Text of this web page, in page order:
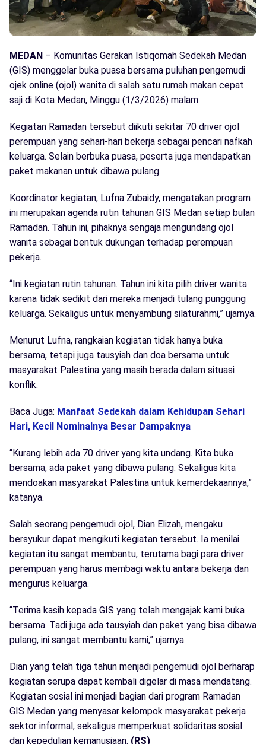
MEDAN – Komunitas Gerakan Istiqomah Sedekah Medan
(GIS) menggelar buka puasa bersama puluhan pengemudi
ojek online (ojol) wanita di salah satu rumah makan cepat
saji di Kota Medan, Minggu (1/3/2026) malam.
Kegiatan Ramadan tersebut diikuti sekitar 70 driver ojol
perempuan yang sehari-hari bekerja sebagai pencari nafkah
keluarga. Selain berbuka puasa, peserta juga mendapatkan
paket makanan untuk dibawa pulang.
Koordinator kegiatan, Lufna Zubaidy, mengatakan program
ini merupakan agenda rutin tahunan GIS Medan setiap bulan
Ramadan. Tahun ini, pihaknya sengaja mengundang ojol
wanita sebagai bentuk dukungan terhadap perempuan
pekerja.
“Ini kegiatan rutin tahunan. Tahun ini kita pilih driver wanita
karena tidak sedikit dari mereka menjadi tulang punggung
keluarga. Sekaligus untuk menyambung silaturahmi,” ujarnya.
Menurut Lufna, rangkaian kegiatan tidak hanya buka
bersama, tetapi juga tausyiah dan doa bersama untuk
masyarakat Palestina yang masih berada dalam situasi
konflik.
Baca Juga: Manfaat Sedekah dalam Kehidupan Sehari
Hari, Kecil Nominalnya Besar Dampaknya
“Kurang lebih ada 70 driver yang kita undang. Kita buka
bersama, ada paket yang dibawa pulang. Sekaligus kita
mendoakan masyarakat Palestina untuk kemerdekaannya,”
katanya.
Salah seorang pengemudi ojol, Dian Elizah, mengaku
bersyukur dapat mengikuti kegiatan tersebut. Ia menilai
kegiatan itu sangat membantu, terutama bagi para driver
perempuan yang harus membagi waktu antara bekerja dan
mengurus keluarga.
“Terima kasih kepada GIS yang telah mengajak kami buka
bersama. Tadi juga ada tausyiah dan paket yang bisa dibawa
pulang, ini sangat membantu kami,” ujarnya.
Dian yang telah tiga tahun menjadi pengemudi ojol berharap
kegiatan serupa dapat kembali digelar di masa mendatang.
Kegiatan sosial ini menjadi bagian dari program Ramadan
GIS Medan yang menyasar kelompok masyarakat pekerja
sektor informal, sekaligus memperkuat solidaritas sosial
dan kepedulian kemanusiaan. (RS)